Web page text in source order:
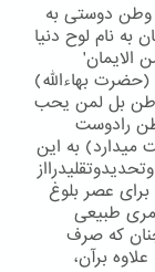
وطن دوستی به
به نام لوح دنیا
الایمان'
بهاءالله)
بل لمن یحب
رادوست
میدارد) به این
عصر بلوغ
طبیعی
كه صرف
برآن،